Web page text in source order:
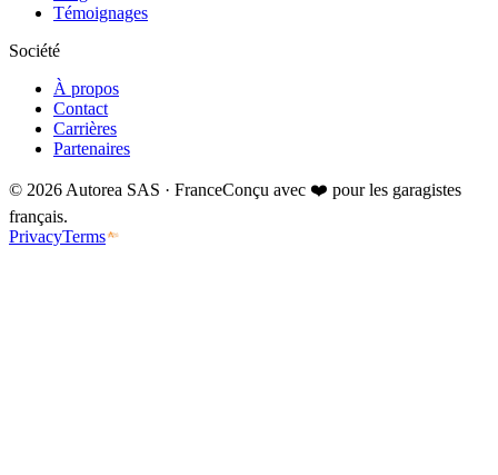
Témoignages
Société
À propos
Contact
Carrières
Partenaires
© 2026 Autorea SAS · FranceConçu avec ❤️ pour les garagistes
français.
PrivacyTerms